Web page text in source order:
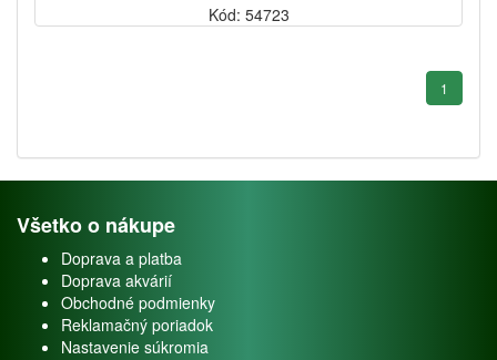
Kód: 54723
1
Všetko o nákupe
Doprava a platba
Doprava akvárií
Obchodné podmienky
Reklamačný poriadok
Nastavenie súkromia